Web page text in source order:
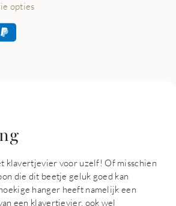
opties
klavertjevier voor uzelf! Of misschien
die dit beetje geluk goed kan
hanger heeft namelijk een
een klavertjevier, ook wel